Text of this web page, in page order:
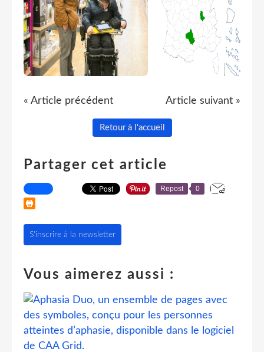
« Article précédent Article suivant »
Retour à l'accueil
Partager cet article
Repost 0
S'inscrire à la newsletter
Vous aimerez aussi :